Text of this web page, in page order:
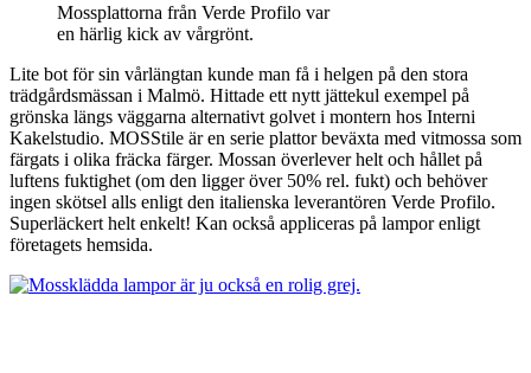
Mossplattorna från Verde Profilo var
en härlig kick av vårgrönt.
Lite bot för sin vårlängtan kunde man få i helgen på den stora
trädgårdsmässan i Malmö. Hittade ett nytt jättekul exempel på
grönska längs väggarna alternativt golvet i montern hos Interni
Kakelstudio. MOSStile är en serie plattor beväxta med vitmossa som
färgats i olika fräcka färger. Mossan överlever helt och hållet på
luftens fuktighet (om den ligger över 50% rel. fukt) och behöver
ingen skötsel alls enligt den italienska leverantören Verde Profilo.
Superläckert helt enkelt! Kan också appliceras på lampor enligt
företagets hemsida.